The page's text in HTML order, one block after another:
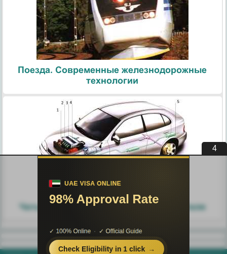
Поезда. Современные железнодорожные
технологии
Узлы и агрегаты автомобиля.
Четырехтактный цикл работы двигателя
3